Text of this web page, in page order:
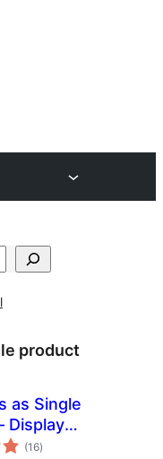
product
as Single
Display
for
(16vlerësime
gjithsej
)